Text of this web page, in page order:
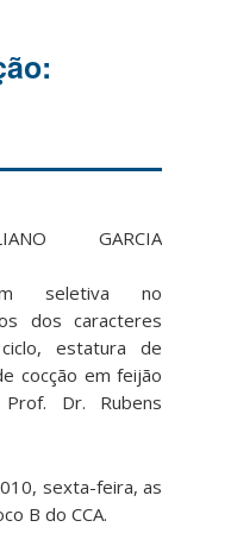
GARCIA
seletiva no
dos caracteres
estatura de
cocção em feijão
Dr. Rubens
sexta-feira, as
B do CCA.